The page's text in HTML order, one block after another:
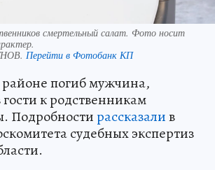
смертельный салат. Фото носит
Перейти в Фотобанк КП
погиб мужчина,
к родственникам
Подробностирассказалив
судебных экспертиз